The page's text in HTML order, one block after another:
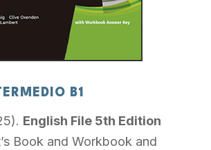
B1
English File 5th Edition
Book and Workbook and